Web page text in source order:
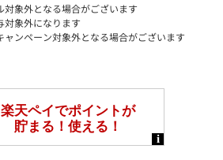
象外となる場合がございます
象外になります
ンペーン対象外となる場合がございます